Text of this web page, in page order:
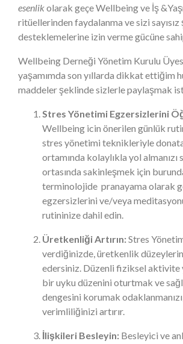
esenlikolarak geçe Wellbeing ve İş
ritüellerinden faydalanma ve sizi
desteklemelerine izin verme gücüne
Wellbeing Derneği Yönetim Kurulu
yaşamımda son yıllarda dikkat ettiğim
maddeler şeklinde sizlerle paylaşmak
Stres Yönetimi Egzersizlerini
Wellbeing icin önerilen günlük
stres yönetimi teknikleriyle
ortamında kolaylıkla yol almanızı
ortasında sakinleşmek için
terminolojide pranayama olarak
egzersizlerini ve/veya
rutininize dahil edin.
Üretkenliği Artırın:Stres
verdiğinizde, üretkenlik
edersiniz. Düzenli fiziksel aktivite
bir uyku düzenini oturtmak ve
dengesini korumak
verimliliğinizi artırır.
İlişkileri Besleyin: Besleyici ve